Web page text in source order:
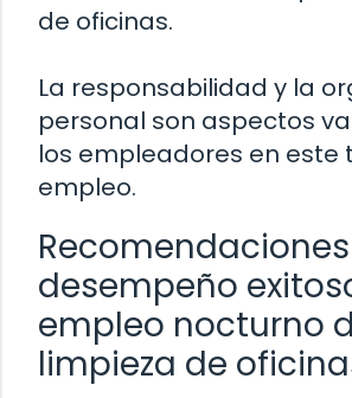
de oficinas.
La responsabilidad y la
personal son aspectos
los empleadores en este
empleo.
desempeño
empleo nocturno
limpieza de